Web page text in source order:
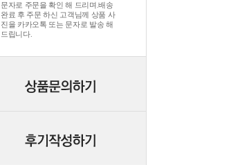
문자로 주문을 확인 해 드리며.배송
완료 후 주문 하신 고객님께 상품 사
진을 카카오톡 또는 문자로 발송 해
드립니다.